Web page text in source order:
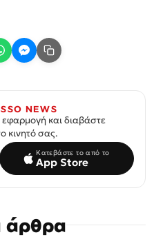
NEWS
και διαβάστε
κινητό σας.
Κατεβάστε το από το
App Store
άρθρα